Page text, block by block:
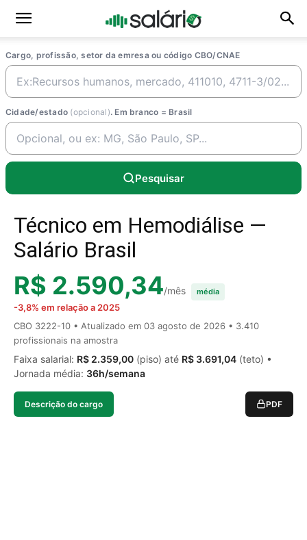
Cargo, profissão, setor da emresa ou código CBO/CNAE
Cidade/estado (opcional). Em branco = Brasil
Pesquisar
Técnico em Hemodiálise —
Salário Brasil
R$ 2.590,34/mês média
-3,8% em relação a 2025
CBO 3222-10 • Atualizado em 03 agosto de 2026 • 3.410
profissionais na amostra
Faixa salarial: R$ 2.359,00 (piso) até R$ 3.691,04 (teto) •
Jornada média: 36h/semana
Descrição do cargo PDF